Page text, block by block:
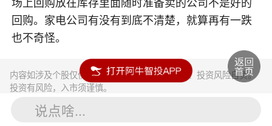
场上回购放在库存里面随时准备卖的公司不是好的
回购。家电公司有没有到底不清楚，就算再有一跌
也不奇怪。
内容如涉及个股仅供参考，不构成任何投资建议！投资风险自负。
投资有风险，入市须谨慎。
说点啥...